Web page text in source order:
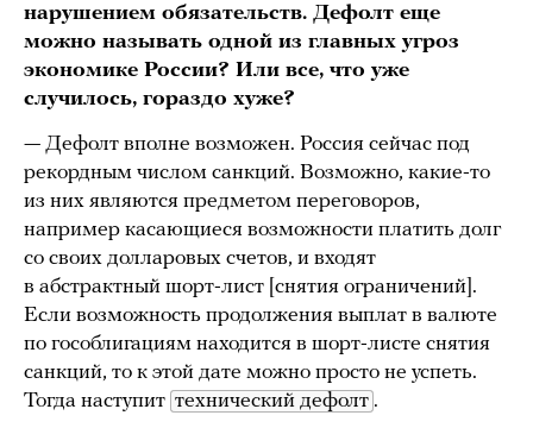
нарушением обязательств. Дефолт еще
можно называть одной из главных угроз
экономике России? Или все, что уже
случилось, гораздо хуже?
— Дефолт вполне возможен. Россия сейчас под
рекордным числом санкций. Возможно, какие-то
из них являются предметом переговоров,
например касающиеся возможности платить долг
со своих долларовых счетов, и входят
в абстрактный шорт-лист [снятия ограничений].
Если возможность продолжения выплат в валюте
по гособлигациям находится в шорт-листе снятия
санкций, то к этой дате можно просто не успеть.
Тогда наступит технический дефолт .